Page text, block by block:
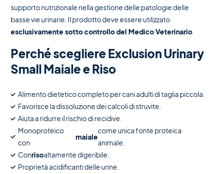
supporto nutrizionale nella gestione delle patologie delle
basse vie urinarie. Il prodotto deve essere utilizzato
esclusivamente sotto controllo del Medico Veterinario
Perché scegliere Exclusion Urinary
Small Maiale e Riso
Alimento dietetico completo per cani adulti di taglia piccola.
Favorisce la dissoluzione dei calcoli di struvite.
Aiuta a ridurre il rischio di recidive.
Monoproteico
con
maiale
come unica fonte proteica
animale.
Conrisoaltamente digeribile.
Proprietà acidificanti delle urine.